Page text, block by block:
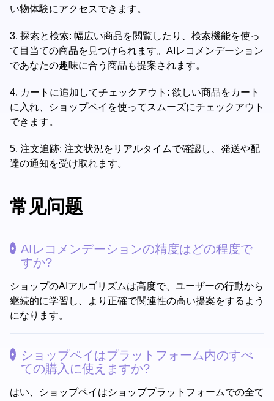
い物体験にアクセスできます。
3. 探索と検索: 幅広い商品を閲覧したり、検索機能を使っ
て目当ての商品を見つけられます。AIレコメンデーション
であなたの趣味に合う商品も提案されます。
4. カートに追加してチェックアウト: 欲しい商品をカート
に入れ、ショップペイを使ってスムーズにチェックアウト
できます。
5. 注文追跡: 注文状況をリアルタイムで確認し、発送や配
達の通知を受け取れます。
常见问题
AIレコメンデーションの精度はどの程度で
すか?
ショップのAIアルゴリズムは高度で、ユーザーの行動から
継続的に学習し、より正確で関連性の高い提案をするよう
になります。
ショップペイはプラットフォーム内のすべ
ての購入に使えますか?
はい、ショップペイはショッププラットフォームでの全て